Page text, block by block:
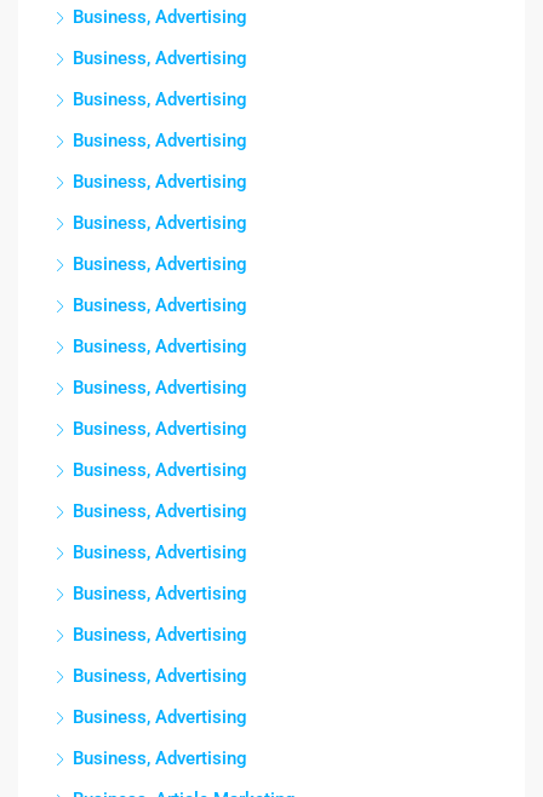
Business, Advertising
Business, Advertising
Business, Advertising
Business, Advertising
Business, Advertising
Business, Advertising
Business, Advertising
Business, Advertising
Business, Advertising
Business, Advertising
Business, Advertising
Business, Advertising
Business, Advertising
Business, Advertising
Business, Advertising
Business, Advertising
Business, Advertising
Business, Advertising
Business, Advertising